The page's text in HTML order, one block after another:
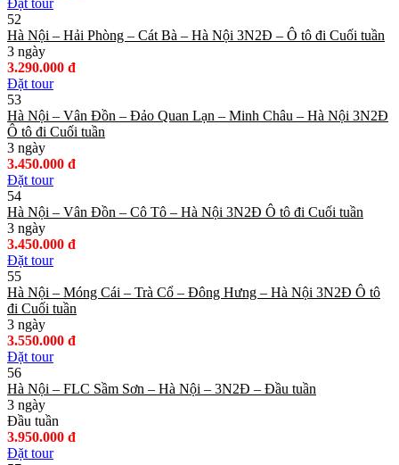
Đặt tour
52
Hà Nội – Hải Phòng – Cát Bà – Hà Nội 3N2Đ – Ô tô đi Cuối tuần
3 ngày
3.290.000 đ
Đặt tour
53
Hà Nội – Vân Đồn – Đảo Quan Lạn – Minh Châu – Hà Nội 3N2Đ
Ô tô đi Cuối tuần
3 ngày
3.450.000 đ
Đặt tour
54
Hà Nội – Vân Đồn – Cô Tô – Hà Nội 3N2Đ Ô tô đi Cuối tuần
3 ngày
3.450.000 đ
Đặt tour
55
Hà Nội – Móng Cái – Trà Cổ – Đông Hưng – Hà Nội 3N2Đ Ô tô
đi Cuối tuần
3 ngày
3.550.000 đ
Đặt tour
56
Hà Nội – FLC Sầm Sơn – Hà Nội – 3N2Đ – Đầu tuần
3 ngày
Đầu tuần
3.950.000 đ
Đặt tour